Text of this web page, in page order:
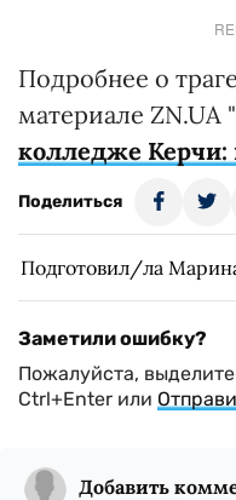
Подробнее о
материале ZN.UA "
колледже Керчи:
Поделиться
Подготовил/ла
Заметили ошибку?
Пожалуйста,
Ctrl+Enter или
Добавить